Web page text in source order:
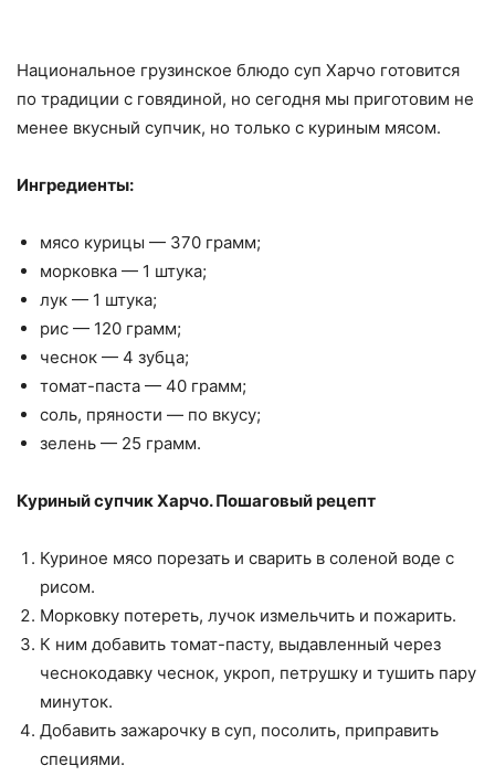
Национальное грузинское блюдо суп Харчо готовится
по традиции с говядиной, но сегодня мы приготовим не
менее вкусный супчик, но только с куриным мясом.
Ингредиенты:
мясо курицы — 370 грамм;
морковка — 1 штука;
лук — 1 штука;
рис — 120 грамм;
чеснок — 4 зубца;
томат-паста — 40 грамм;
соль, пряности — по вкусу;
зелень — 25 грамм.
Куриный супчик Харчо. Пошаговый рецепт
Куриное мясо порезать и сварить в соленой воде с
рисом.
Морковку потереть, лучок измельчить и пожарить.
К ним добавить томат-пасту, выдавленный через
чеснокодавку чеснок, укроп, петрушку и тушить пару
минуток.
Добавить зажарочку в суп, посолить, приправить
специями.